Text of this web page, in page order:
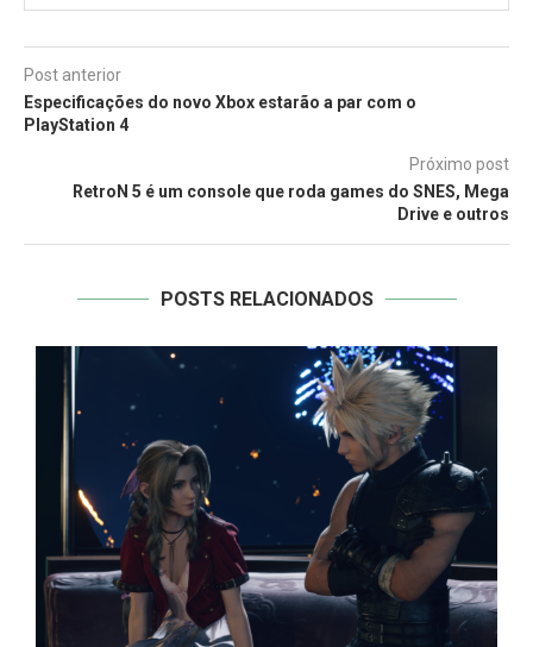
Post anterior
Especificações do novo Xbox estarão a par com o
PlayStation 4
Próximo post
RetroN 5 é um console que roda games do SNES, Mega
Drive e outros
POSTS RELACIONADOS